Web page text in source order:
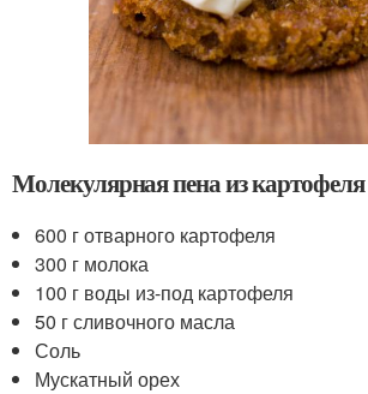
Молекулярная пена из картофеля
600 г отварного картофеля
300 г молока
100 г воды из-под картофеля
50 г сливочного масла
Соль
Мускатный орех